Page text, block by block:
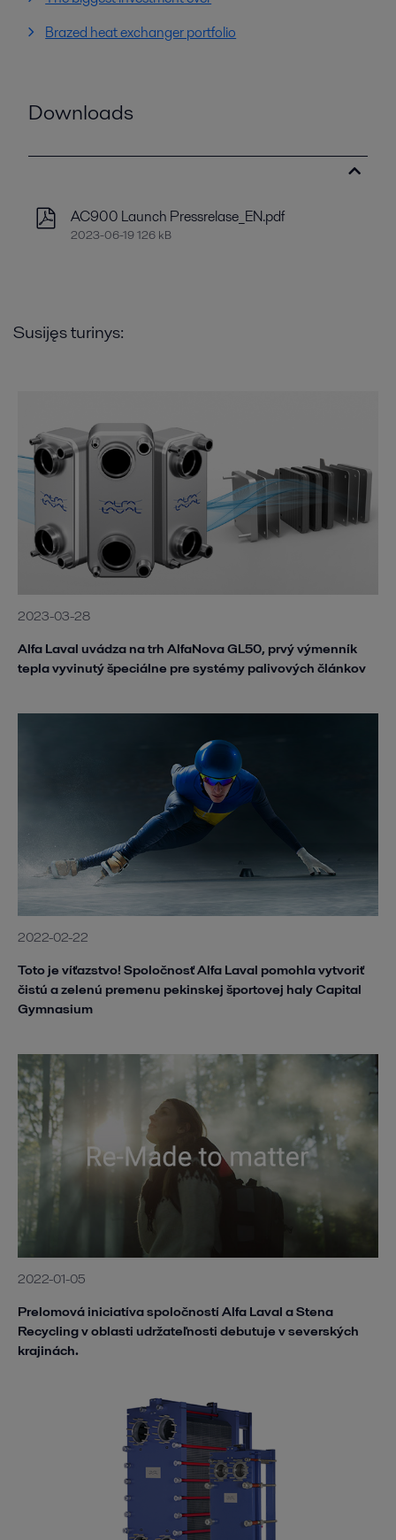
Brazed heat exchanger portfolio
Downloads
AC900 Launch Pressrelase_EN.pdf
2023-06-19 126 kB
Susijęs turinys:
2023-03-28
Alfa Laval uvádza na trh AlfaNova GL50, prvý výmenník
tepla vyvinutý špeciálne pre systémy palivových článkov
2022-02-22
Toto je víťazstvo! Spoločnosť Alfa Laval pomohla vytvoriť
čistú a zelenú premenu pekinskej športovej haly Capital
Gymnasium
2022-01-05
Prelomová iniciatíva spoločností Alfa Laval a Stena
Recycling v oblasti udržateľnosti debutuje v severských
krajinách.